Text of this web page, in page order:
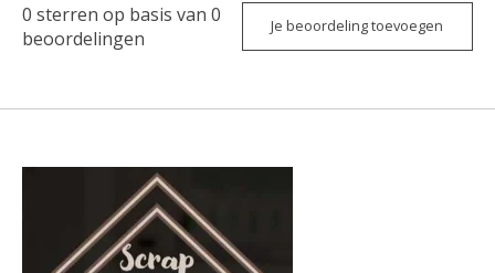
0 sterren op basis van 0
beoordelingen
Je beoordeling toevoegen